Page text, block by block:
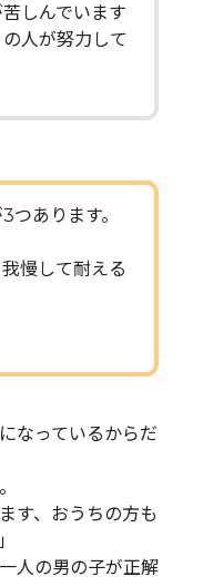
しんでいます
人が努力して
あります。
慢して耐える
なっているからだ
す、おうちの方も
人の男の子が正解